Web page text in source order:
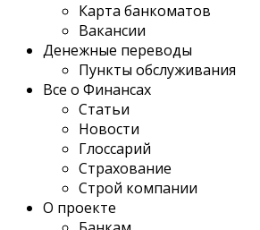
Карта банкоматов
Вакансии
Денежные переводы
Пункты обслуживания
Все о Финансах
Статьи
Новости
Глоссарий
Страхование
Строй компании
О проекте